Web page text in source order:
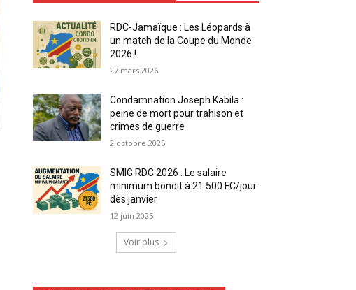
RDC-Jamaïque : Les Léopards à
un match de la Coupe du Monde
2026 !
27 mars 2026
Condamnation Joseph Kabila :
peine de mort pour trahison et
crimes de guerre
2 octobre 2025
SMIG RDC 2026 : Le salaire
minimum bondit à 21 500 FC/jour
dès janvier
12 juin 2025
Voir plus